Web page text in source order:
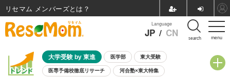
menu
Language
JP / CN search
大学受験 by 東進 医学部 東大受験
医専予備校徹底リサーチ 河合塾×東大特集
リセマム メンバーズ